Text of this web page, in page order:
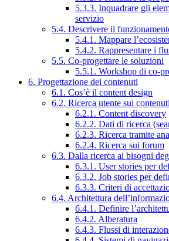
5.3.3. Inquadrare gli
servizio
5.4. Descrivere il
5.4.1. Mappare
5.4.2. Rappresentare i
5.5. Co-progettare le soluzioni
5.5.1. Workshop di co-
6. Progettazione dei contenuti
6.1. Cos’è il content design
6.2. Ricerca utente sui
6.2.1. Content discovery
6.2.2. Dati di ricerca
6.2.3. Ricerca tramite
6.2.4. Ricerca sui forum
6.3. Dalla ricerca ai bisogni
6.3.1. User stories per
6.3.2. Job stories per
6.3.3. Criteri di
6.4. Architettura
6.4.1. Definire
6.4.2. Alberatura
6.4.3. Flussi di